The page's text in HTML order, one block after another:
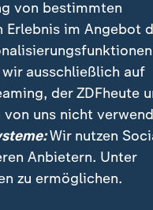
seiner
von bestimmten
im Angebot
ausschließlich auf
der ZDFheute
uns nicht
Wir nutzen
Anbietern. Unter
zu ermöglichen.